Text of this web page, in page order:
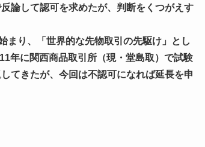
論して認可を求めたが、判断をくつがえす
まり、「世界的な先物取引の先駆け」とし
年に関西商品取引所（現・堂島取）で試験
てきたが、今回は不認可になれば延長を申